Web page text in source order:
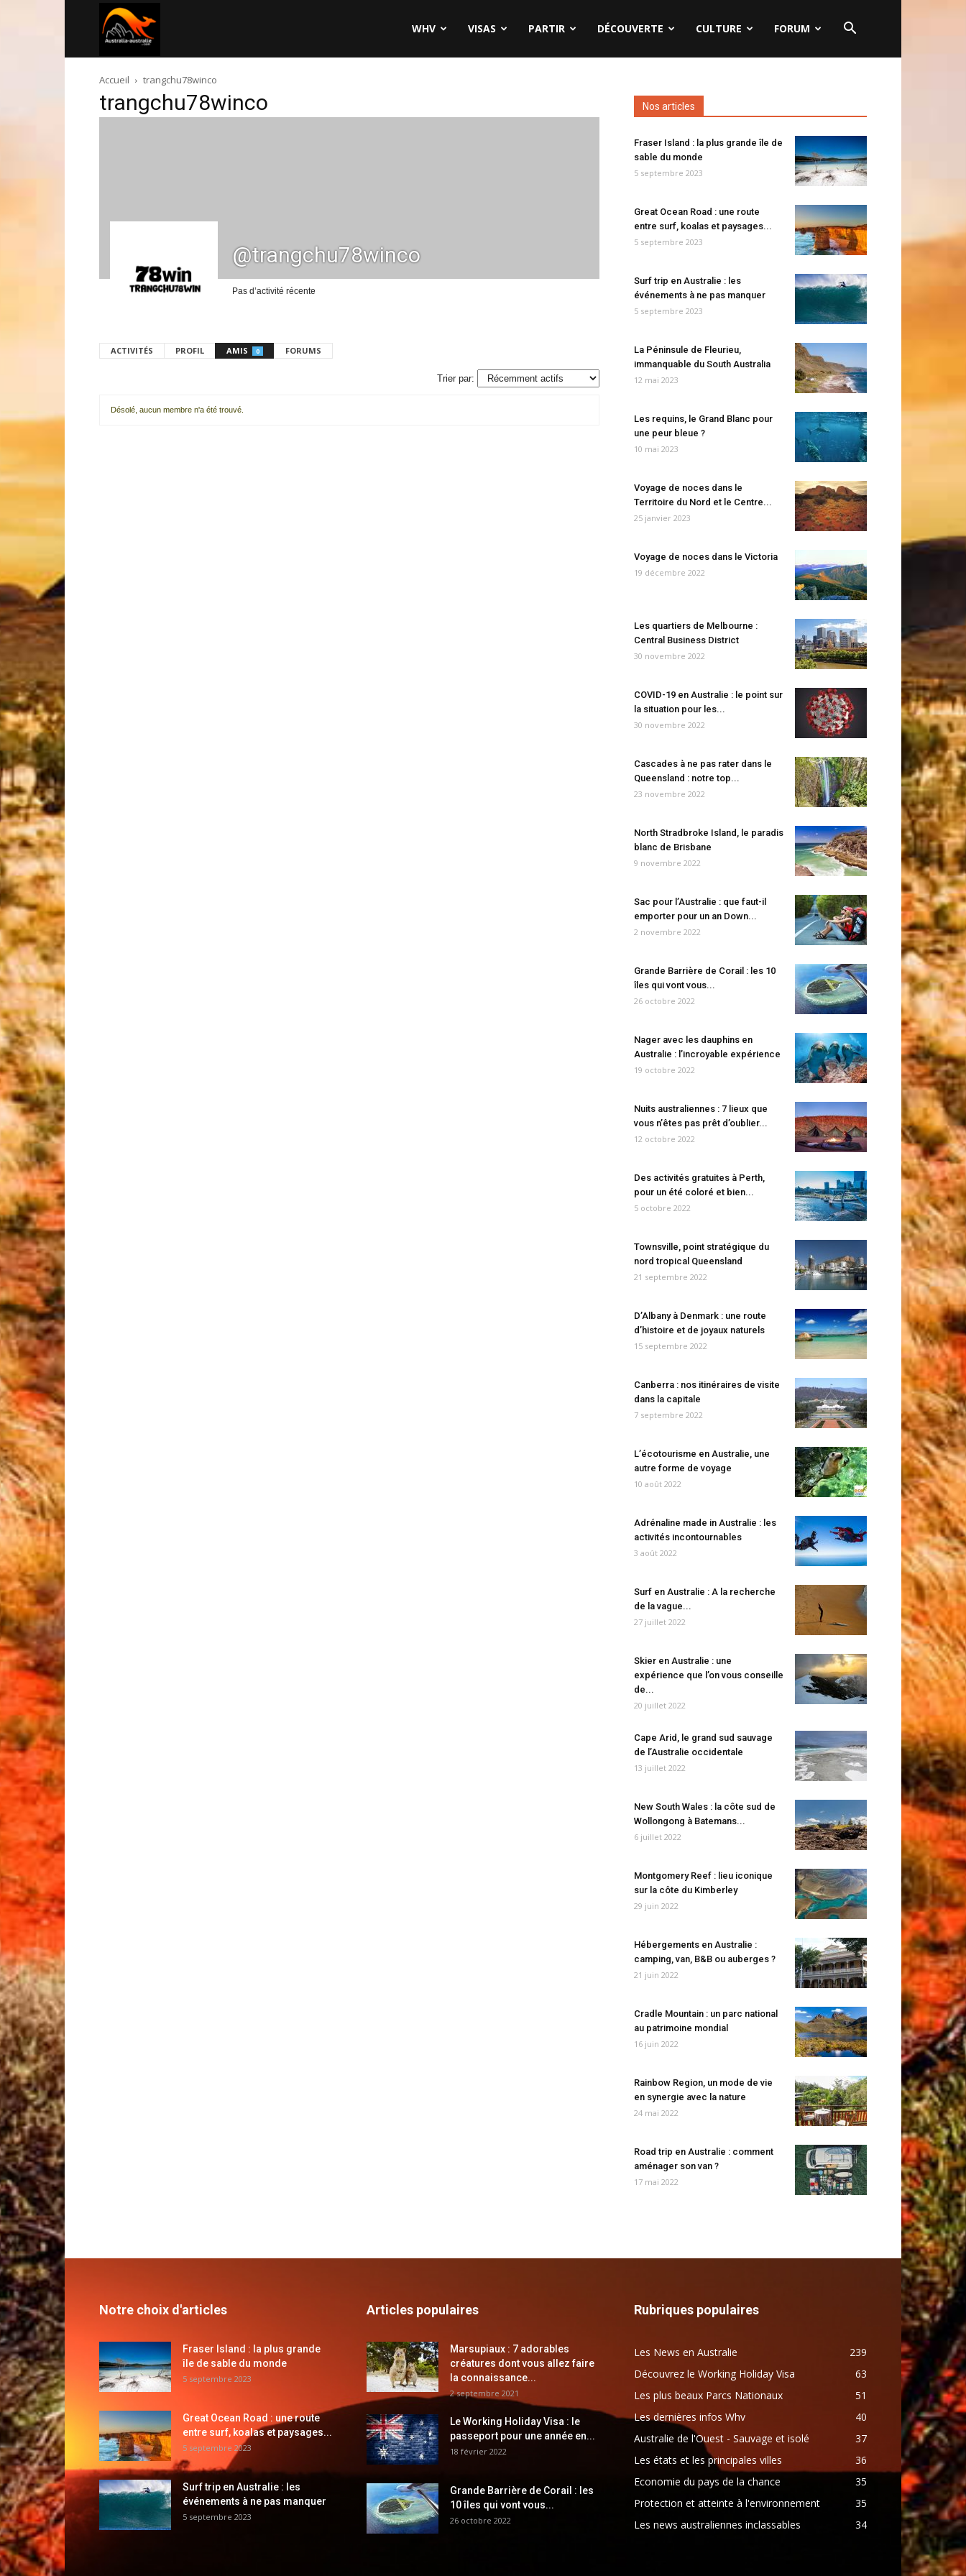
australie.com
WHV VISAS PARTIR DÉCOUVERTE CULTURE FORUM
Accueil trangchu78winco
trangchu78winco
@trangchu78winco
Pas d’activité récente
ACTIVITÉS PROFIL AMIS 0 FORUMS
Trier par:
Désolé, aucun membre n'a été trouvé.
Nos articles
Fraser Island : la plus grande île de
sable du monde
5 septembre 2023
Great Ocean Road : une route
entre surf, koalas et paysages...
5 septembre 2023
Surf trip en Australie : les
événements à ne pas manquer
5 septembre 2023
La Péninsule de Fleurieu,
immanquable du South Australia
12 mai 2023
Les requins, le Grand Blanc pour
une peur bleue ?
10 mai 2023
Voyage de noces dans le
Territoire du Nord et le Centre...
25 janvier 2023
Voyage de noces dans le Victoria
19 décembre 2022
Les quartiers de Melbourne :
Central Business District
30 novembre 2022
COVID-19 en Australie : le point sur
la situation pour les...
30 novembre 2022
Cascades à ne pas rater dans le
Queensland : notre top...
23 novembre 2022
North Stradbroke Island, le paradis
blanc de Brisbane
9 novembre 2022
Sac pour l’Australie : que faut-il
emporter pour un an Down...
2 novembre 2022
Grande Barrière de Corail : les 10
îles qui vont vous...
26 octobre 2022
Nager avec les dauphins en
Australie : l’incroyable expérience
19 octobre 2022
Nuits australiennes : 7 lieux que
vous n’êtes pas prêt d’oublier...
12 octobre 2022
Des activités gratuites à Perth,
pour un été coloré et bien...
5 octobre 2022
Townsville, point stratégique du
nord tropical Queensland
21 septembre 2022
D’Albany à Denmark : une route
d’histoire et de joyaux naturels
15 septembre 2022
Canberra : nos itinéraires de visite
dans la capitale
7 septembre 2022
L’écotourisme en Australie, une
autre forme de voyage
10 août 2022
Adrénaline made in Australie : les
activités incontournables
3 août 2022
Surf en Australie : A la recherche
de la vague...
27 juillet 2022
Skier en Australie : une
expérience que l’on vous conseille
de...
20 juillet 2022
Cape Arid, le grand sud sauvage
de l’Australie occidentale
13 juillet 2022
New South Wales : la côte sud de
Wollongong à Batemans...
6 juillet 2022
Montgomery Reef : lieu iconique
sur la côte du Kimberley
29 juin 2022
Hébergements en Australie :
camping, van, B&B ou auberges ?
21 juin 2022
Cradle Mountain : un parc national
au patrimoine mondial
16 juin 2022
Rainbow Region, un mode de vie
en synergie avec la nature
24 mai 2022
Road trip en Australie : comment
aménager son van ?
17 mai 2022
Notre choix d'articles
Fraser Island : la plus grande
île de sable du monde
5 septembre 2023
Great Ocean Road : une route
entre surf, koalas et paysages...
5 septembre 2023
Surf trip en Australie : les
événements à ne pas manquer
5 septembre 2023
Articles populaires
Marsupiaux : 7 adorables
créatures dont vous allez faire
la connaissance...
2 septembre 2021
Le Working Holiday Visa : le
passeport pour une année en...
18 février 2022
Grande Barrière de Corail : les
10 îles qui vont vous...
26 octobre 2022
Rubriques populaires
Les News en Australie
239
Découvrez le Working Holiday Visa
63
Les plus beaux Parcs Nationaux
51
Les dernières infos Whv
40
Australie de l'Ouest - Sauvage et isolé
37
Les états et les principales villes
36
Economie du pays de la chance
35
Protection et atteinte à l'environnement
35
Les news australiennes inclassables
34